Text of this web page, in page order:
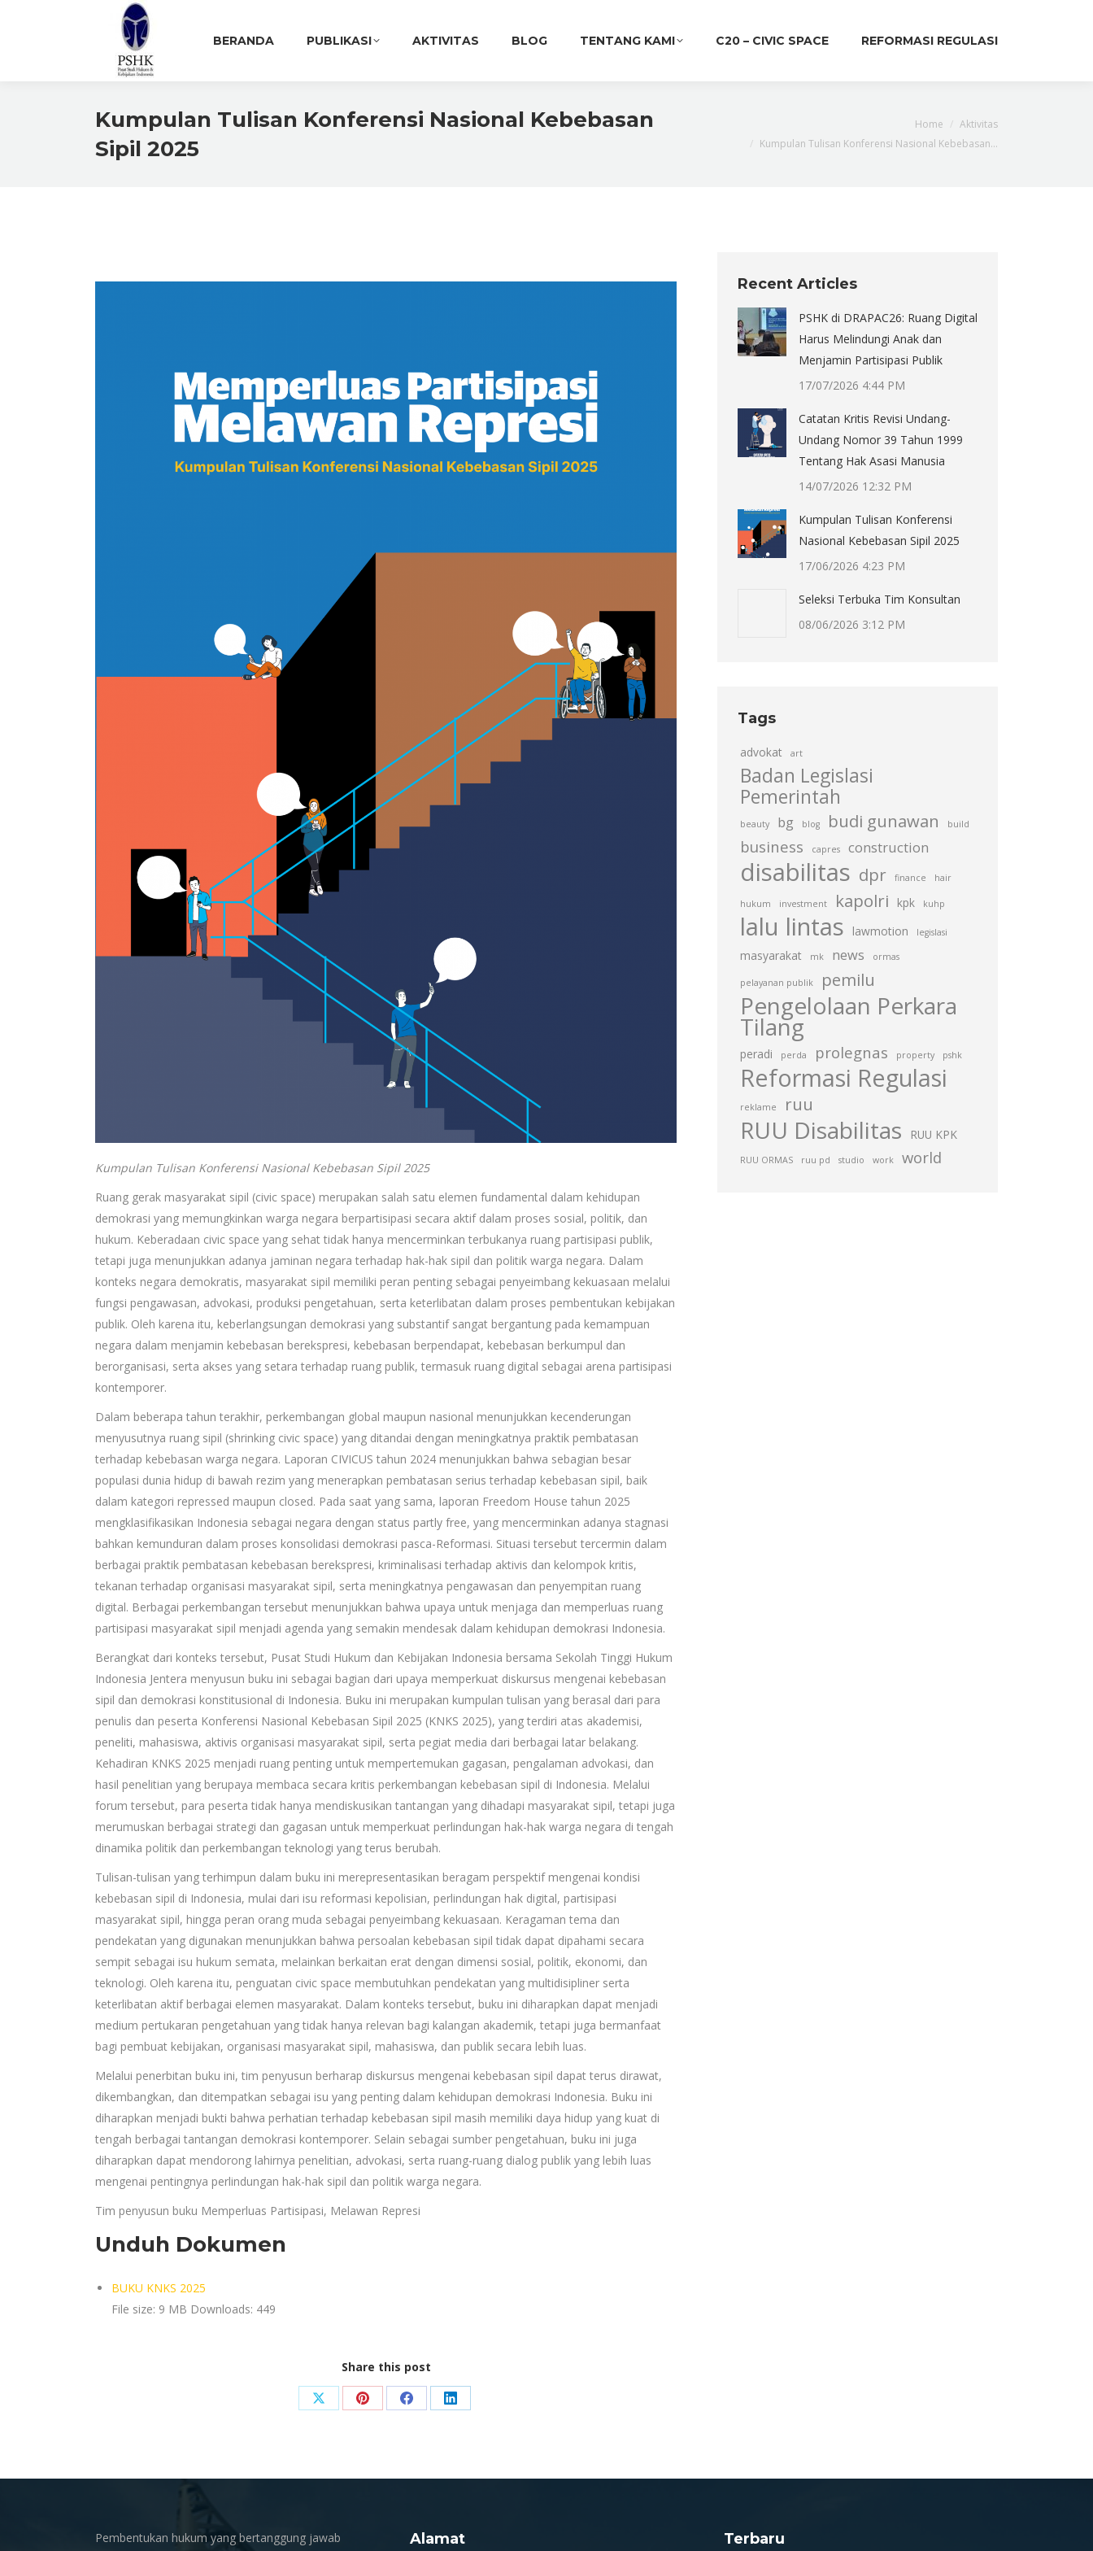
BERANDA PUBLIKASI AKTIVITAS BLOG TENTANG KAMI C20 – CIVIC SPACE REFORMASI REGULASI
Kumpulan Tulisan Konferensi Nasional Kebebasan
Sipil 2025
Home
Aktivitas
Kumpulan Tulisan Konferensi Nasional Kebebasan…
Kumpulan Tulisan Konferensi Nasional Kebebasan Sipil 2025
Ruang gerak masyarakat sipil (civic space) merupakan salah satu elemen fundamental dalam kehidupan
demokrasi yang memungkinkan warga negara berpartisipasi secara aktif dalam proses sosial, politik, dan
hukum. Keberadaan civic space yang sehat tidak hanya mencerminkan terbukanya ruang partisipasi publik,
tetapi juga menunjukkan adanya jaminan negara terhadap hak-hak sipil dan politik warga negara. Dalam
konteks negara demokratis, masyarakat sipil memiliki peran penting sebagai penyeimbang kekuasaan melalui
fungsi pengawasan, advokasi, produksi pengetahuan, serta keterlibatan dalam proses pembentukan kebijakan
publik. Oleh karena itu, keberlangsungan demokrasi yang substantif sangat bergantung pada kemampuan
negara dalam menjamin kebebasan berekspresi, kebebasan berpendapat, kebebasan berkumpul dan
berorganisasi, serta akses yang setara terhadap ruang publik, termasuk ruang digital sebagai arena partisipasi
kontemporer.
Dalam beberapa tahun terakhir, perkembangan global maupun nasional menunjukkan kecenderungan
menyusutnya ruang sipil (shrinking civic space) yang ditandai dengan meningkatnya praktik pembatasan
terhadap kebebasan warga negara. Laporan CIVICUS tahun 2024 menunjukkan bahwa sebagian besar
populasi dunia hidup di bawah rezim yang menerapkan pembatasan serius terhadap kebebasan sipil, baik
dalam kategori repressed maupun closed. Pada saat yang sama, laporan Freedom House tahun 2025
mengklasifikasikan Indonesia sebagai negara dengan status partly free, yang mencerminkan adanya stagnasi
bahkan kemunduran dalam proses konsolidasi demokrasi pasca-Reformasi. Situasi tersebut tercermin dalam
berbagai praktik pembatasan kebebasan berekspresi, kriminalisasi terhadap aktivis dan kelompok kritis,
tekanan terhadap organisasi masyarakat sipil, serta meningkatnya pengawasan dan penyempitan ruang
digital. Berbagai perkembangan tersebut menunjukkan bahwa upaya untuk menjaga dan memperluas ruang
partisipasi masyarakat sipil menjadi agenda yang semakin mendesak dalam kehidupan demokrasi Indonesia.
Berangkat dari konteks tersebut, Pusat Studi Hukum dan Kebijakan Indonesia bersama Sekolah Tinggi Hukum
Indonesia Jentera menyusun buku ini sebagai bagian dari upaya memperkuat diskursus mengenai kebebasan
sipil dan demokrasi konstitusional di Indonesia. Buku ini merupakan kumpulan tulisan yang berasal dari para
penulis dan peserta Konferensi Nasional Kebebasan Sipil 2025 (KNKS 2025), yang terdiri atas akademisi,
peneliti, mahasiswa, aktivis organisasi masyarakat sipil, serta pegiat media dari berbagai latar belakang.
Kehadiran KNKS 2025 menjadi ruang penting untuk mempertemukan gagasan, pengalaman advokasi, dan
hasil penelitian yang berupaya membaca secara kritis perkembangan kebebasan sipil di Indonesia. Melalui
forum tersebut, para peserta tidak hanya mendiskusikan tantangan yang dihadapi masyarakat sipil, tetapi juga
merumuskan berbagai strategi dan gagasan untuk memperkuat perlindungan hak-hak warga negara di tengah
dinamika politik dan perkembangan teknologi yang terus berubah.
Tulisan-tulisan yang terhimpun dalam buku ini merepresentasikan beragam perspektif mengenai kondisi
kebebasan sipil di Indonesia, mulai dari isu reformasi kepolisian, perlindungan hak digital, partisipasi
masyarakat sipil, hingga peran orang muda sebagai penyeimbang kekuasaan. Keragaman tema dan
pendekatan yang digunakan menunjukkan bahwa persoalan kebebasan sipil tidak dapat dipahami secara
sempit sebagai isu hukum semata, melainkan berkaitan erat dengan dimensi sosial, politik, ekonomi, dan
teknologi. Oleh karena itu, penguatan civic space membutuhkan pendekatan yang multidisipliner serta
keterlibatan aktif berbagai elemen masyarakat. Dalam konteks tersebut, buku ini diharapkan dapat menjadi
medium pertukaran pengetahuan yang tidak hanya relevan bagi kalangan akademik, tetapi juga bermanfaat
bagi pembuat kebijakan, organisasi masyarakat sipil, mahasiswa, dan publik secara lebih luas.
Melalui penerbitan buku ini, tim penyusun berharap diskursus mengenai kebebasan sipil dapat terus dirawat,
dikembangkan, dan ditempatkan sebagai isu yang penting dalam kehidupan demokrasi Indonesia. Buku ini
diharapkan menjadi bukti bahwa perhatian terhadap kebebasan sipil masih memiliki daya hidup yang kuat di
tengah berbagai tantangan demokrasi kontemporer. Selain sebagai sumber pengetahuan, buku ini juga
diharapkan dapat mendorong lahirnya penelitian, advokasi, serta ruang-ruang dialog publik yang lebih luas
mengenai pentingnya perlindungan hak-hak sipil dan politik warga negara.
Tim penyusun buku Memperluas Partisipasi, Melawan Represi
Unduh Dokumen
BUKU KNKS 2025
File size: 9 MB Downloads: 449
Share this post
Share Share Share Share
Recent Articles
PSHK di DRAPAC26: Ruang Digital
Harus Melindungi Anak dan
Menjamin Partisipasi Publik
17/07/2026 4:44 PM
Catatan Kritis Revisi Undang-
Undang Nomor 39 Tahun 1999
Tentang Hak Asasi Manusia
14/07/2026 12:32 PM
Kumpulan Tulisan Konferensi
Nasional Kebebasan Sipil 2025
17/06/2026 4:23 PM
Seleksi Terbuka Tim Konsultan
08/06/2026 3:12 PM
Tags
advokat art
Badan Legislasi
Pemerintah
beauty bg blog budi gunawan build
business capres construction
disabilitas dpr finance hair
hukum investment kapolri kpk kuhp
lalu lintas lawmotion legislasi
masyarakat mk news ormas
pelayanan publik pemilu
Pengelolaan Perkara
Tilang
peradi perda prolegnas property pshk
Reformasi Regulasi
reklame ruu
RUU Disabilitas RUU KPK
RUU ORMAS ruu pd studio work world
Pembentukan hukum yang bertanggung jawab
Alamat Terbaru